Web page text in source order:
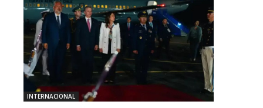
INTERNACIONAL